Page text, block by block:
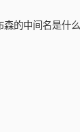
森的中间名是什